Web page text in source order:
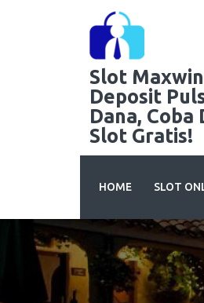
Slot
Deposit
Dana, Coba
Slot Gratis!
HOME SLOT